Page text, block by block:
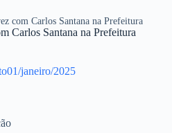
com Carlos Santana na Prefeitura
Carlos Santana na Prefeitura
01/janeiro/2025